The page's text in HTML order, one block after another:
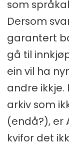
som
Dersom
garantert
gå til
ein vil ha
andre ikkje.
arkiv som
(endå?), er
kvifor det